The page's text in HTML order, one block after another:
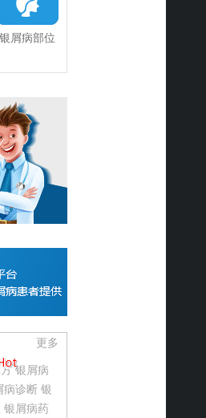
银屑病部位
更多
银屑病
病诊断 银
银屑病药